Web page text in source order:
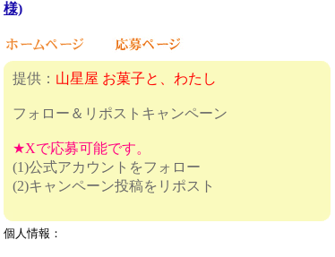
様)
提供： 山星屋 お菓子と、わたし
フォロー＆リポストキャンペーン
★Xで応募可能です。
(1)公式アカウントをフォロー
(2)キャンペーン投稿をリポスト
個人情報：